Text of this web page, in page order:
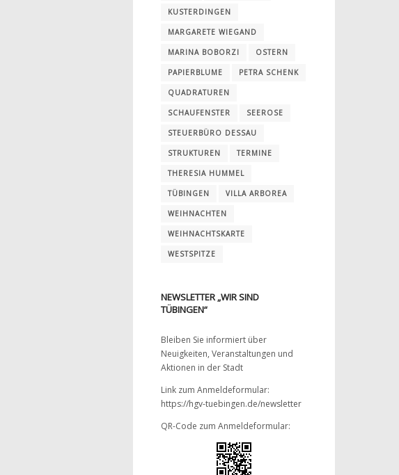
KUSTERDINGEN
MARGARETE WIEGAND
MARINA BOBORZI OSTERN
PAPIERBLUME PETRA SCHENK
QUADRATUREN
SCHAUFENSTER SEEROSE
STEUERBÜRO DESSAU
STRUKTUREN TERMINE
THERESIA HUMMEL
TÜBINGEN VILLA ARBOREA
WEIHNACHTEN
WEIHNACHTSKARTE
WESTSPITZE
NEWSLETTER „WIR SIND
TÜBINGEN“
Bleiben Sie informiert über
Neuigkeiten, Veranstaltungen und
Aktionen in der Stadt
Link zum Anmeldeformular:
https://hgv-tuebingen.de/newsletter
QR-Code zum Anmeldeformular: